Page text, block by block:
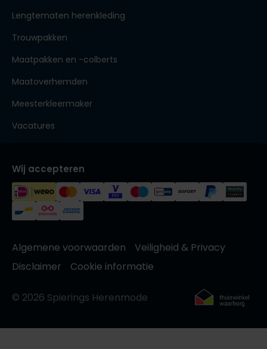
Lengtematen herenkleding
Trouwpakken
Maatpakken en -colberts
Maatoverhemden
Meesterkleermaker
Vacatures
Wij accepteren
Algemene voorwaarden
Veiligheid & Privacy
Disclaimer
Cookie informatie
© 2026 Spierings Herenmode